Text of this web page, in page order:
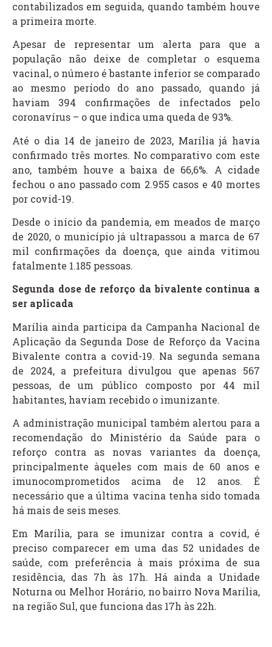
contabilizados em seguida, quando também houve
a primeira morte.
Apesar de representar um alerta para que a
população não deixe de completar o esquema
vacinal, o número é bastante inferior se comparado
ao mesmo período do ano passado, quando já
haviam 394 confirmações de infectados pelo
coronavírus – o que indica uma queda de 93%.
Até o dia 14 de janeiro de 2023, Marília já havia
confirmado três mortes. No comparativo com este
ano, também houve a baixa de 66,6%. A cidade
fechou o ano passado com 2.955 casos e 40 mortes
por covid-19.
Desde o início da pandemia, em meados de março
de 2020, o município já ultrapassou a marca de 67
mil confirmações da doença, que ainda vitimou
fatalmente 1.185 pessoas.
Segunda dose de reforço da bivalente continua a
ser aplicada
Marília ainda participa da Campanha Nacional de
Aplicação da Segunda Dose de Reforço da Vacina
Bivalente contra a covid-19. Na segunda semana
de 2024, a prefeitura divulgou que apenas 567
pessoas, de um público composto por 44 mil
habitantes, haviam recebido o imunizante.
A administração municipal também alertou para a
recomendação do Ministério da Saúde para o
reforço contra as novas variantes da doença,
principalmente àqueles com mais de 60 anos e
imunocomprometidos acima de 12 anos. É
necessário que a última vacina tenha sido tomada
há mais de seis meses.
Em Marília, para se imunizar contra a covid, é
preciso comparecer em uma das 52 unidades de
saúde, com preferência à mais próxima de sua
residência, das 7h às 17h. Há ainda a Unidade
Noturna ou Melhor Horário, no bairro Nova Marília,
na região Sul, que funciona das 17h às 22h.